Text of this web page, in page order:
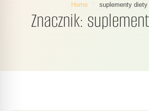
Home suplementy diety
Znacznik: